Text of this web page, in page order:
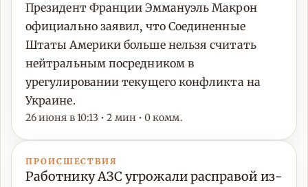
Президент Франции Эммануэль Макрон
официально заявил, что Соединенные
Штаты Америки больше нельзя считать
нейтральным посредником в
урегулировании текущего конфликта на
Украине.
26 июня в 10:13 • 2 мин • 0 комм.
ПРОИСШЕСТВИЯ
Работнику АЗС угрожали расправой из-